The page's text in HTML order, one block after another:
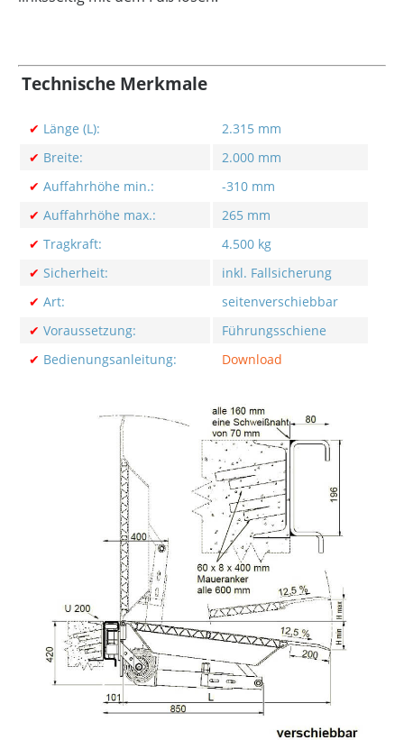
Technische Merkmale
✔ Länge (L):
2.315 mm
✔ Breite:
2.000 mm
✔ Auffahrhöhe min.:
-310 mm
✔ Auffahrhöhe max.:
265 mm
✔ Tragkraft:
4.500 kg
✔ Sicherheit:
inkl. Fallsicherung
✔ Art:
seitenverschiebbar
✔ Voraussetzung:
Führungsschiene
✔ Bedienungsanleitung: Download